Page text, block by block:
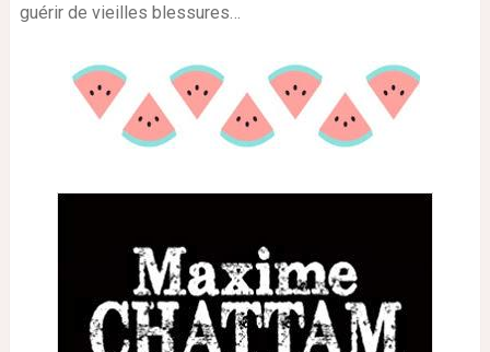
guérir de vieilles blessures…